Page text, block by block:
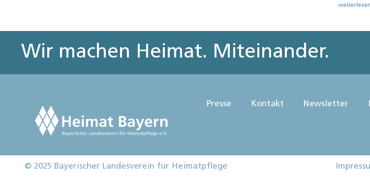
Wir machen Heimat. Miteinander.
Presse Kontakt Newsletter
© 2025 Bayerischer Landesverein für Heimatpflege